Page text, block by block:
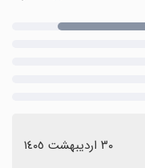
٣٠ اردیبهشت ١٤٠٥